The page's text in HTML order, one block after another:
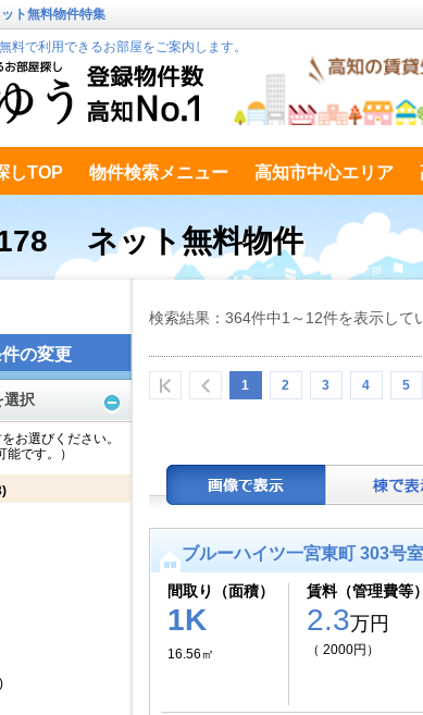
の変更
選択
お選びください。
能です。）
ト無料物件特集
料で利用できるお部屋をご案内します。
しTOP 物件検索メニュー 高知市中心エリア
ネット無料物件
検索結果：364件中1～12件を表示して
1 2 3 4 5
ブルーハイツ一宮東町 303号室
間取り（面積）
1K
16.56㎡
賃料（管理費等）
2.3万円
（ 2000円）